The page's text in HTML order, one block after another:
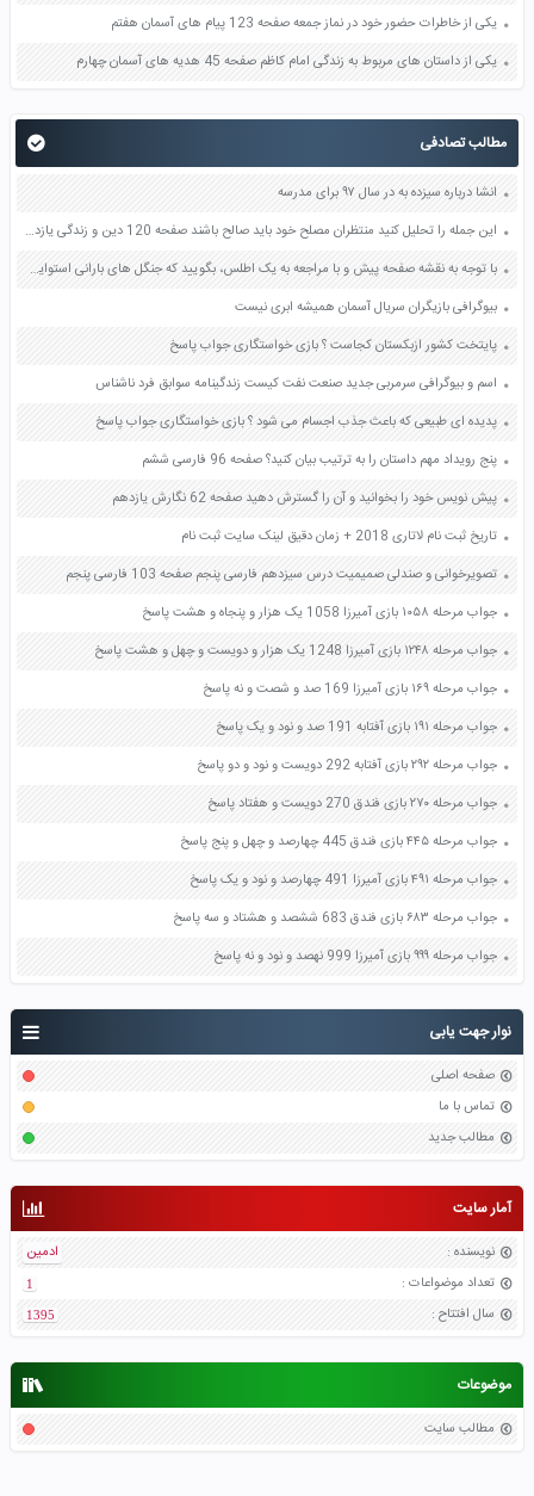
نوار جهت یابی
صفحه اصلی
تماس با ما
مطالب جدید
آمار سایت
نویسنده :
ادمین
تعداد موضواعات :
1
سال افتتاح :
1395
موضوعات
مطالب سایت
یکی از خاطرات حضور خود در نماز جمعه صفحه 123 پیام های آسمان هفتم
یکی از داستان های مربوط به زندگی امام کاظم صفحه 45 هدیه های آسمان چهارم
مطالب تصادفی
انشا درباره سیزده به در سال ۹۷ برای مدرسه
این جمله را تحلیل کنید منتظران مصلح خود باید صالح باشند صفحه 120 دین و زندگی یازدهم
با توجه به نقشه صفحه پیش و با مراجعه به یک اطلس، بگویید که جنگل های بارانی استوایی در کدام قاره ها و کشورها وجود دارند و کدام کشور، بیشترین وسعت جنگ لهای بارانی استوایی را دارد صفحه 32 مطالعات اجتماعی نهم
بیوگرافی بازیگران سریال آسمان همیشه ابری نیست
پایتخت کشور ازبکستان کجاست ؟ بازی خواستگاری جواب پاسخ
اسم و بیوگرافی سرمربی جدید صنعت نفت کیست زندگینامه سوابق فرد ناشناس
پدیده ای طبیعی که باعث جذب اجسام می شود ؟ بازی خواستگاری جواب پاسخ
پنج رویداد مهم داستان را به ترتیب بیان کنید؟ صفحه 96 فارسی ششم
پیش نویس خود را بخوانید و آن را گسترش دهید صفحه 62 نگارش یازدهم
تاریخ ثبت نام لاتاری 2018 + زمان دقیق لینک سایت ثبت نام
تصویرخوانی و صندلی صمیمیت درس سیزدهم فارسی پنجم صفحه 103 فارسی پنجم
جواب مرحله ۱۰۵۸ بازی آمیرزا 1058 یک هزار و پنجاه و هشت پاسخ
جواب مرحله ۱۲۴۸ بازی آمیرزا 1248 یک هزار و دویست و چهل و هشت پاسخ
جواب مرحله ۱۶۹ بازی آمیرزا 169 صد و شصت و نه پاسخ
جواب مرحله ۱۹۱ بازی آفتابه 191 صد و نود و یک پاسخ
جواب مرحله ۲۹۲ بازی آفتابه 292 دویست و نود و دو پاسخ
جواب مرحله ۲۷۰ بازی فندق 270 دویست و هفتاد پاسخ
جواب مرحله ۴۴۵ بازی فندق 445 چهارصد و چهل و پنج پاسخ
جواب مرحله ۴۹۱ بازی آمیرزا 491 چهارصد و نود و یک پاسخ
جواب مرحله ۶۸۳ بازی فندق 683 ششصد و هشتاد و سه پاسخ
جواب مرحله ۹۹۹ بازی آمیرزا 999 نهصد و نود و نه پاسخ